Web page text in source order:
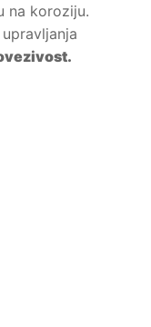
na koroziju.